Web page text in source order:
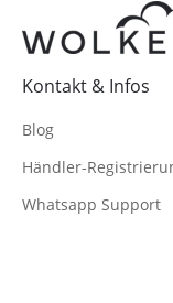
Kontakt & Infos
Blog
Händler-
Whatsapp Support